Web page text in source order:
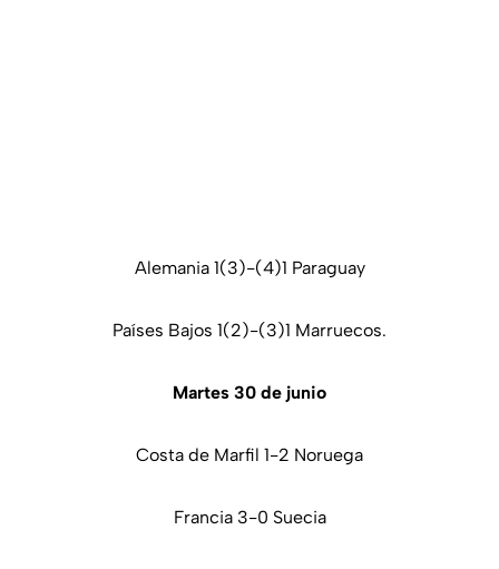
Alemania 1(3)-(4)1 Paraguay
Países Bajos 1(2)-(3)1 Marruecos.
Martes 30 de junio
Costa de Marfil 1-2 Noruega
Francia 3-0 Suecia